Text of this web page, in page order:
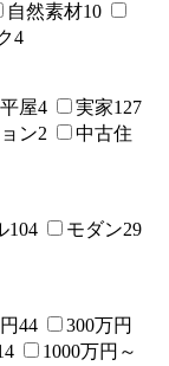
自然素材10
4
平屋4 実家127
ン2
中古住
104 モダン29
44
300万円
1000万円～